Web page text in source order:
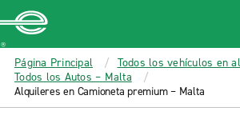
MAIN
CONTENT
Enterprise
Página Principal
Todos los vehículos en
Todos los Autos – Malta
Alquileres en Camioneta premium – Malta